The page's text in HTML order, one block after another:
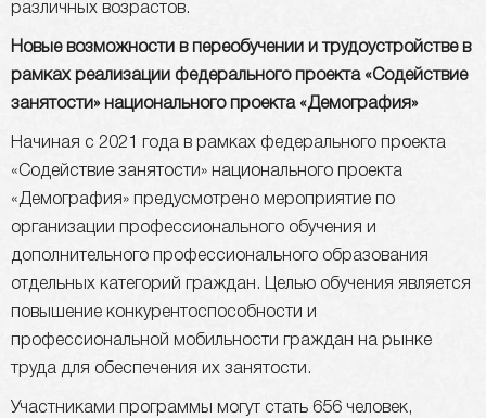
различных возрастов.
Новые возможности в переобучении и трудоустройстве в
рамках реализации федерального проекта «Содействие
занятости» национального проекта «Демография»
Начиная с 2021 года в рамках федерального проекта
«Содействие занятости» национального проекта
«Демография» предусмотрено мероприятие по
организации профессионального обучения и
дополнительного профессионального образования
отдельных категорий граждан. Целью обучения является
повышение конкурентоспособности и
профессиональной мобильности граждан на рынке
труда для обеспечения их занятости.
Участниками программы могут стать 656 человек,